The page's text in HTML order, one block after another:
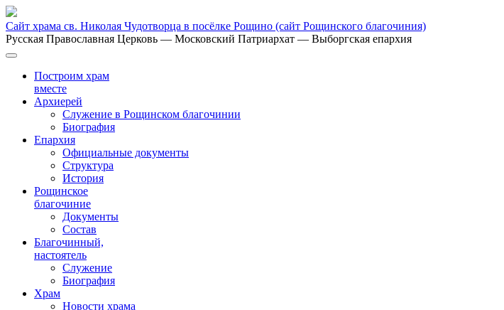
Сайт храма св. Николая Чудотворца в посёлке Рощино (сайт Рощинского благочиния)
Русская Православная Церковь — Московский Патриархат — Выборгская епархия
Построим храм
вместе
Архиерей
Служение в Рощинском благочинии
Биография
Епархия
Официальные документы
Структура
История
Рощинское
благочиние
Документы
Состав
Благочинный,
настоятель
Служение
Биография
Храм
Новости храма